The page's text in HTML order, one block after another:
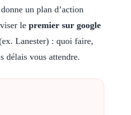
un plan d’action
le premier sur google
Lanester) : quoi faire,
délais vous attendre.